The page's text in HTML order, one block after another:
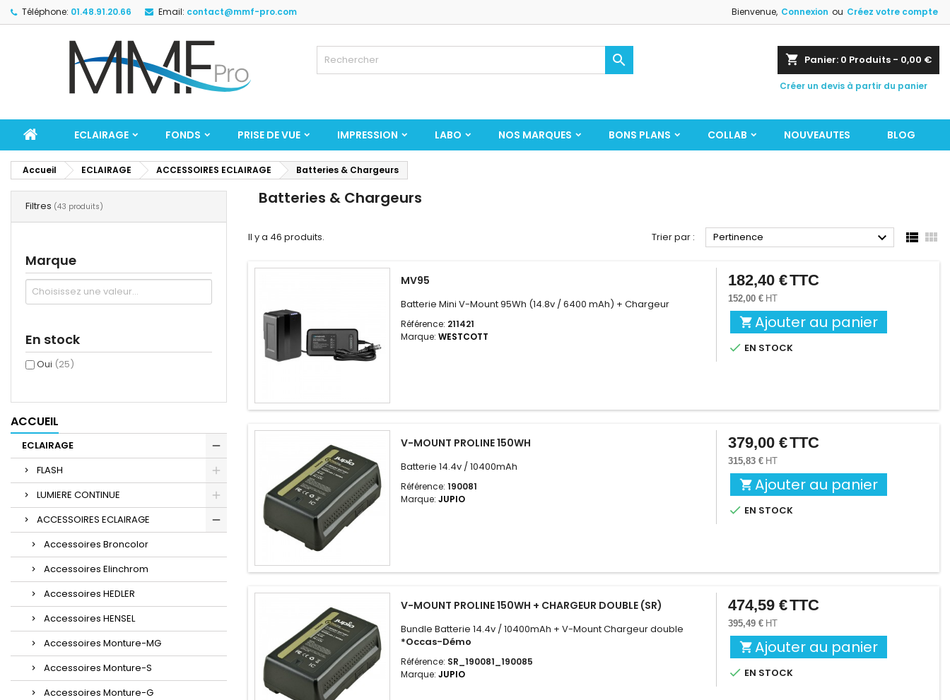
Téléphone: 01.48.91.20.66 Email: contact@mmf-pro.com Bienvenue, Connexion ou Créez votre compte
shopping_cart Panier: 0 Produits - 0,00 €
Créer un devis à partir du panier

ECLAIRAGE FONDS PRISE DE VUE IMPRESSION LABO NOS MARQUES BONS PLANS COLLAB NOUVEAUTES BLOG
Accueil ECLAIRAGE ACCESSOIRES ECLAIRAGE Batteries & Chargeurs
Filtres (43 produits)
Marque
En stock
Oui (25)
ACCUEIL
ECLAIRAGE
FLASH
LUMIERE CONTINUE
ACCESSOIRES ECLAIRAGE
Accessoires Broncolor
Accessoires Elinchrom
Accessoires HEDLER
Accessoires HENSEL
Accessoires Monture-MG
Accessoires Monture-S
Accessoires Monture-G
Batteries & Chargeurs
Il y a 46 produits. Trier par : Pertinence   
MV95
Batterie Mini V-Mount 95Wh (14.8v / 6400 mAh) + Chargeur
Référence: 211421
Marque: WESTCOTT
Prix
182,40 €TTC
152,00 € HT
 Ajouter au panier
 EN STOCK
V-MOUNT PROLINE 150WH
Batterie 14.4v / 10400mAh
Référence: 190081
Marque: JUPIO
Prix
379,00 €TTC
315,83 € HT
 Ajouter au panier
 EN STOCK
V-MOUNT PROLINE 150WH + CHARGEUR DOUBLE (SR)
Bundle Batterie 14.4v / 10400mAh + V-Mount Chargeur double
*Occas-Démo
Référence: SR_190081_190085
Marque: JUPIO
Prix
474,59 €TTC
395,49 € HT
 Ajouter au panier
 EN STOCK